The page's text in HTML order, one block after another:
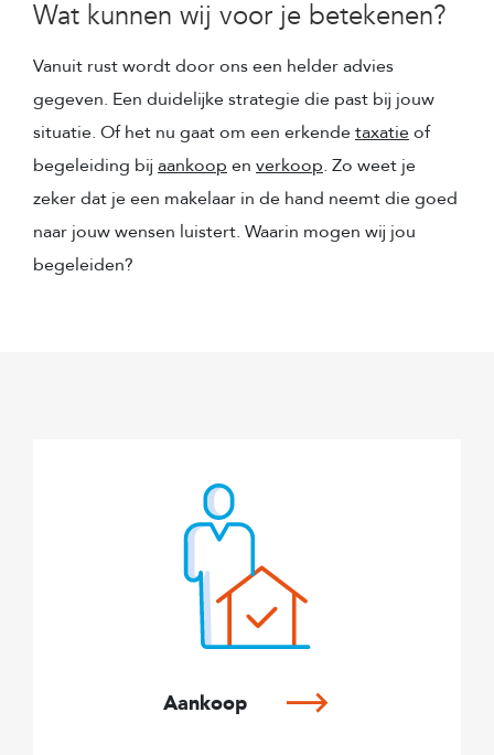
Wat kunnen wij voor je betekenen?
Vanuit rust wordt door ons een helder advies
gegeven. Een duidelijke strategie die past bij jouw
situatie. Of het nu gaat om een erkendetaxatieof
begeleiding bij aankoop en verkoop. Zo weet je
zeker dat je een makelaar in de hand neemt die goed
naar jouw wensen luistert. Waarin mogen wij jou
begeleiden?
Aankoop